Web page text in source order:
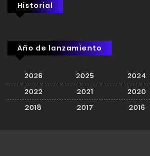
Historial
Año de lanzamiento
2026 2025 2024
2022
2021 2020
2018
2017 2016